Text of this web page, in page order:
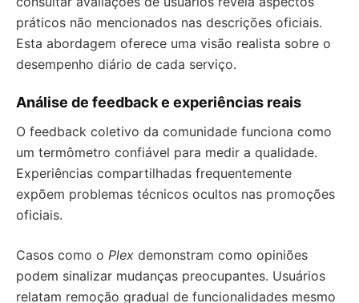
práticos não mencionados nas descrições oficiais.
Esta abordagem oferece uma visão realista sobre o
desempenho diário de cada serviço.
Análise de feedback e experiências reais
O feedback coletivo da comunidade funciona como
um termômetro confiável para medir a qualidade.
Experiências compartilhadas frequentemente
expõem problemas técnicos ocultos nas promoções
oficiais.
Casos como o Plex demonstram como opiniões
podem sinalizar mudanças preocupantes. Usuários
relatam remoção gradual de funcionalidades mesmo